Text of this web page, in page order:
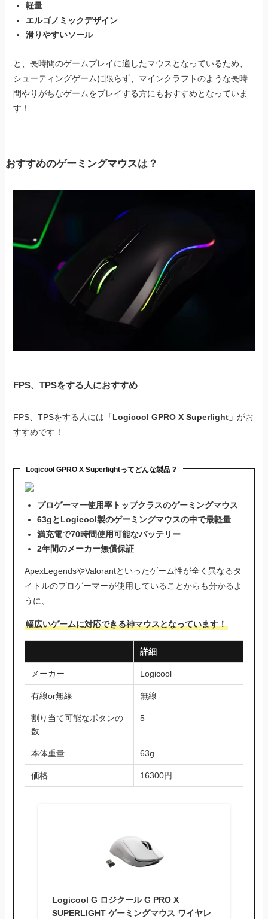
軽量
エルゴノミックデザイン
滑りやすいソール
と、長時間のゲームプレイに適したマウスとなっているため、
シューティングゲームに限らず、マインクラフトのような長時
間やりがちなゲームをプレイする方にもおすすめとなっていま
す！
おすすめのゲーミングマウスは？
FPS、TPSをする人におすすめ
FPS、TPSをする人には 「Logicool GPRO X Superlight」がお
すすめです！
Logicool GPRO X Superlightってどんな製品？
プロゲーマー使用率トップクラスのゲーミングマウス
63gとLogicool製のゲーミングマウスの中で最軽量
満充電で70時間使用可能なバッテリー
2年間のメーカー無償保証
ApexLegendsやValorantといったゲーム性が全く異なるタ
イトルのプロゲーマーが使用していることからも分かるよ
うに、
幅広いゲームに対応できる神マウスとなっています！
詳細
メーカー Logicool
有線or無線 無線
割り当て可能なボタンの
数
5
本体重量 63g
価格 16300円
Logicool G ロジクール G PRO X
SUPERLIGHT ゲーミングマウス ワイヤレ